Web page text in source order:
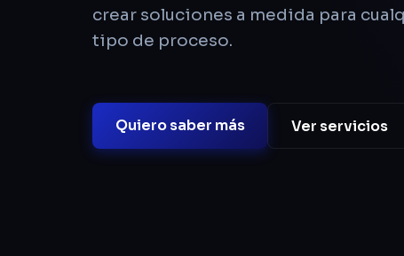
crear soluciones a medida para
tipo de proceso.
Quiero saber más Ver servicios